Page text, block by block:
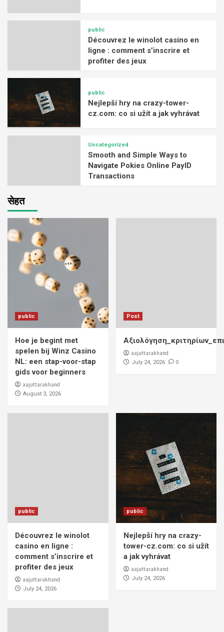
public
Découvrez le winolot casino en
ligne : comment s’inscrire et
profiter des jeux
public
Nejlepší hry na crazy-tower-
cz.com: co si užít a jak vyhrávat
Uncategorized
Smooth and Simple Ways to
Navigate Pokies Online PayID
Transactions
सेहत
public
Hoe je begint met
spelen bij Winz Casino
NL: een stap-voor-stap
gids voor beginners
aajuttarakhand
August 3, 2026
Post
aajuttarakhand
July 24, 2026 0
public
Découvrez le winolot
casino en ligne :
comment s’inscrire et
profiter des jeux
aajuttarakhand
July 24, 2026
public
Nejlepší hry na crazy-
tower-cz.com: co si užít
a jak vyhrávat
aajuttarakhand
July 24, 2026